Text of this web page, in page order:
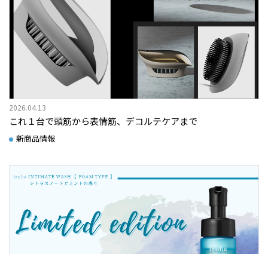
2026.04.13
これ１台で頭筋から表情筋、デコルテケアまで
新商品情報